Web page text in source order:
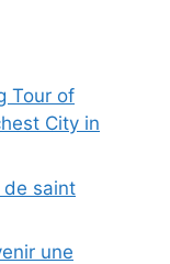
Tour of
City in
de saint
une